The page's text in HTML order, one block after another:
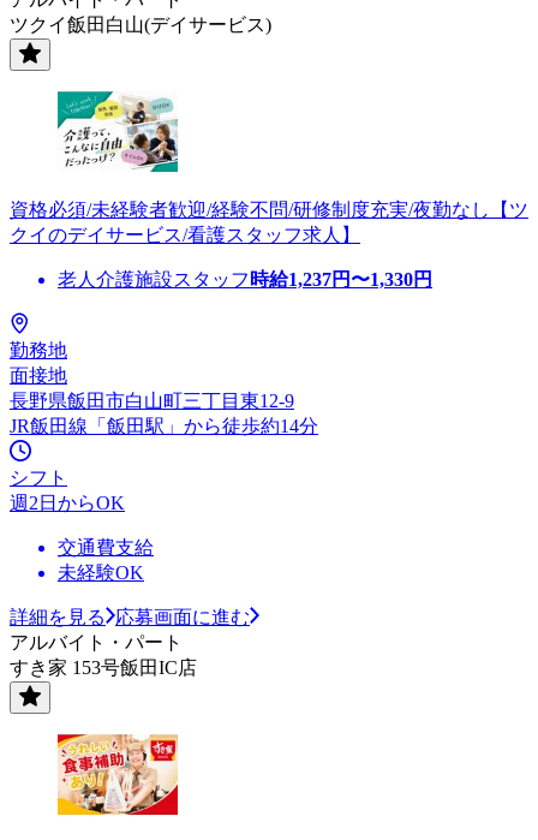
ツクイ飯田白山(デイサービス)
資格必須/未経験者歓迎/経験不問/研修制度充実/夜勤なし【ツ
クイのデイサービス/看護スタッフ求人】
老人介護施設スタッフ 時給1,237円〜1,330円
勤務地
面接地
長野県飯田市白山町三丁目東12-9
JR飯田線「飯田駅」から徒歩約14分
シフト
週2日からOK
交通費支給
未経験OK
詳細を見る
応募画面に進む
アルバイト・パート
すき家 153号飯田IC店